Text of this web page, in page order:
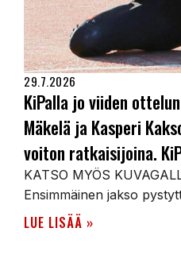
29.7.2026
KiPalla jo viiden
Mäkelä ja Kasperi
voiton ratkaisijoina.
KATSO MYÖS
Ensimmäinen jakso
LUE LISÄÄ »